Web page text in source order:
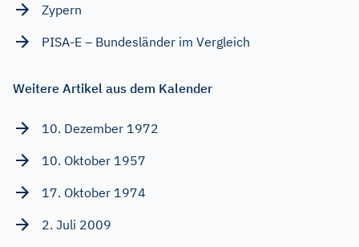
Zypern
PISA-E – Bundesländer im Vergleich
Weitere Artikel aus dem Kalender
10. Dezember 1972
10. Oktober 1957
17. Oktober 1974
2. Juli 2009